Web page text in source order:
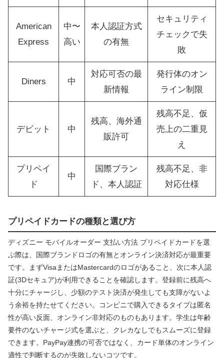
American
Express
中〜
高い
本人認証方式
の有無
セキュリティ
チェックで失
敗
Diners 中
対応可否の最
新情報
発行体のオン
ライン制限
デビット 中
残高、海外通
販許可
残高不足、仮
売上の二重見
え
プリペイ
ド
中
国際ブラン
ド、本人認証
残高不足、非
対応仕様
プリペイドカードの種類と選び方
ディズニー モバイルオーダー 支払い方法 プリペイドカードを選
ぶ際は、国際ブランドロゴの有無とオンライン決済対応が最重要
です。まずVisaまたはMastercardのロゴがあること、次に本人認
証(3Dセキュア)が利用できることを確認します。登録前に残高へ
十分にチャージし、少額のテスト決済が発生しても支障がないよ
う余裕を持たせてください。コンビニで購入できるタイプは匿名
性が高い反面、オンライン非対応のものもあります。学生は年齢
要件のないチャージ式を選ぶと、クレカなしでもスムーズに登録
できます。PayPay連携の可否ではなく、カード単体のオンライン
適性で判断するのが失敗しないコツです。